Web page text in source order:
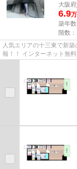
大阪府
6.9
築年
階数
人気エリアの十三東で新
報！！ インターネット無